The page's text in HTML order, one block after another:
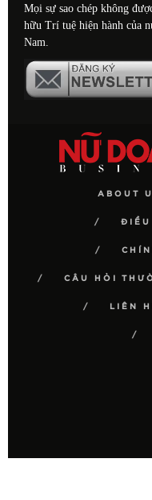
Mọi sự sao chép không
hữu Trí tuệ hiện hành của
Nam.
ABOUT
ĐIỀU
CÂU HỎI
LIÊN